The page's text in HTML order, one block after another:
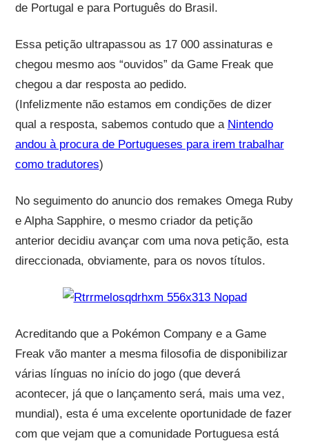
de Portugal e para Português do Brasil.
Essa petição ultrapassou as 17 000 assinaturas e
chegou mesmo aos “ouvidos” da Game Freak que
chegou a dar resposta ao pedido.
(Infelizmente não estamos em condições de dizer
qual a resposta, sabemos contudo que a Nintendo
andou à procura de Portugueses para irem trabalhar
como tradutores)
No seguimento do anuncio dos remakes Omega Ruby
e Alpha Sapphire, o mesmo criador da petição
anterior decidiu avançar com uma nova petição, esta
direccionada, obviamente, para os novos títulos.
Acreditando que a Pokémon Company e a Game
Freak vão manter a mesma filosofia de disponibilizar
várias línguas no início do jogo (que deverá
acontecer, já que o lançamento será, mais uma vez,
mundial), esta é uma excelente oportunidade de fazer
com que vejam que a comunidade Portuguesa está